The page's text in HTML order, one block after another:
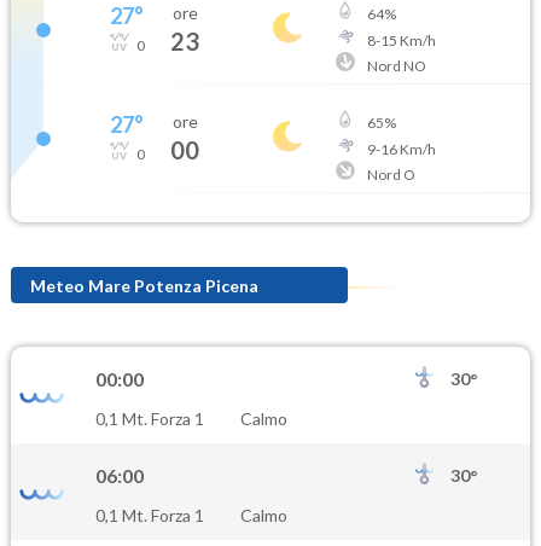
27°
0
ore
23
64%
8-15 Km/h
Nord NO
27°
0
ore
00
65%
9-16Km/h
Nord O
Meteo Mare Potenza Picena
00:00
30°
0,1 Mt. Forza 1
Calmo
06:00
30°
0,1 Mt. Forza 1
Calmo